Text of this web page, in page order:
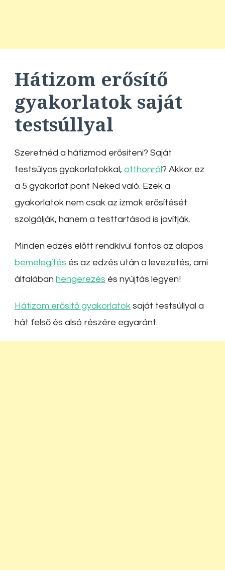
Hátizom erősítő
gyakorlatok saját
testsúllyal
Szeretnéd a hátizmod erősíteni? Saját
testsúlyos gyakorlatokkal, otthonról? Akkor ez
a 5 gyakorlat pont Neked való. Ezek a
gyakorlatok nem csak az izmok erősítését
szolgálják, hanem a testtartásod is javítják.
Minden edzés előtt rendkívül fontos az alapos
bemelegítés és az edzés után a levezetés, ami
általában hengerezés és nyújtás legyen!
Hátizom erősítő gyakorlatok saját testsúllyal a
hát felső és alsó részére egyaránt.